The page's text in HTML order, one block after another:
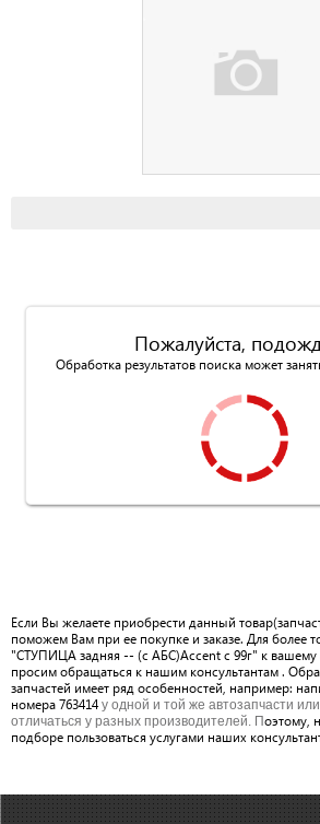
Пожалуйста,
Обработка результатов поиска может
Если Вы желаете приобрести данный
поможем Вам при ее покупке и заказе. Для более
"СТУПИЦА задняя -- (c АБС)Accent c 99г" к вашему
просим обращаться к нашим консультантам .
запчастей имеет ряд особенностей, например:
номера 763414 у одной и той же автозапчасти
отличаться у разных производителей. Поэтому,
подборе пользоваться услугами наших